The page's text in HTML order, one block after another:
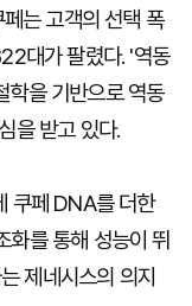
는 고객의 선택 폭
대가 팔렸다. '역동
학을 기반으로 역동
을 받고 있다.
쿠페 DNA를 더한
화를 통해 성능이 뛰
제네시스의 의지